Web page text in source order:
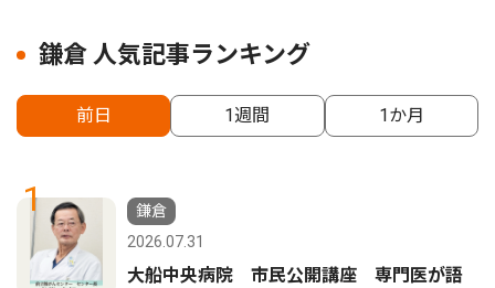
鎌倉 人気記事ランキング
前日 1週間 1か月
1
鎌倉
2026.07.31
大船中央病院 市民公開講座 専門医が語